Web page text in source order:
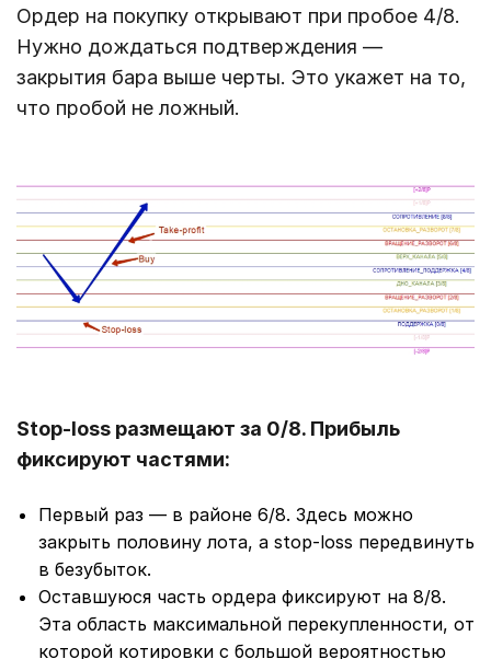
Ордер на покупку открывают при пробое 4/8.
Нужно дождаться подтверждения ―
закрытия бара выше черты. Это укажет на то,
что пробой не ложный.
Stop-loss размещают за 0/8. Прибыль
фиксируют частями:
Первый раз ― в районе 6/8. Здесь можно
закрыть половину лота, а stop-loss передвинуть
в безубыток.
Оставшуюся часть ордера фиксируют на 8/8.
Эта область максимальной перекупленности, от
которой котировки с большой вероятностью